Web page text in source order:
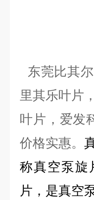
东莞比其
里其乐叶片
叶片，爱发
价格实惠。
称真空泵旋
片，是真空